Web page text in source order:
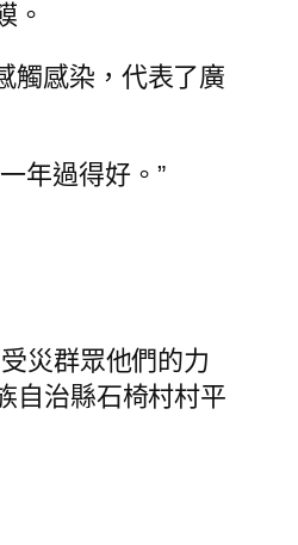
。
觸感染，代表了廣
年過得好。”
災群眾他們的力
自治縣石椅村村平